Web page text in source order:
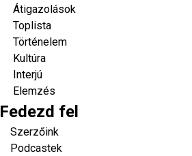
Átigazolások
Toplista
Történelem
Kultúra
Interjú
Elemzés
Fedezd fel
Szerzőink
Podcastek